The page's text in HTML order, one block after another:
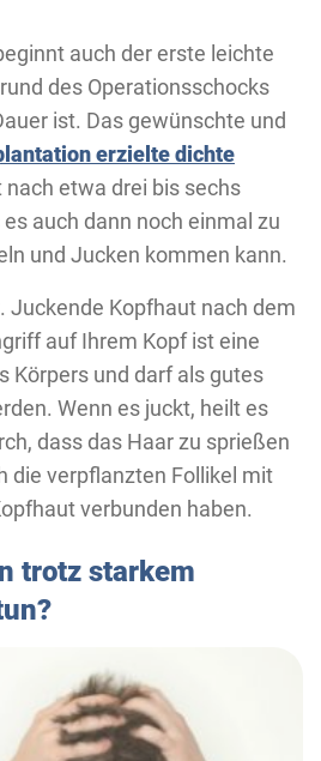
auch der erste leichte
des Operationsschocks
ist. Das gewünschte und
erzielte dichte
nach etwa drei bis sechs
auch dann noch einmal zu
und Jucken kommen kann.
Juckende Kopfhaut nach dem
auf Ihrem Kopf ist eine
Körpers und darf als gutes
Wenn es juckt, heilt es
dass das Haar zu sprießen
die verpflanzten Follikel mit
verbunden haben.
trotz starkem